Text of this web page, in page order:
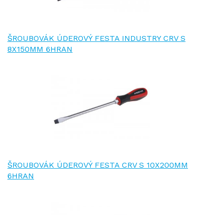
ŠROUBOVÁK ÚDEROVÝ FESTA INDUSTRY CRV S
8X150MM 6HRAN
ŠROUBOVÁK ÚDEROVÝ FESTA CRV S 10X200MM
6HRAN